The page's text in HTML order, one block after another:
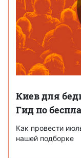
Киев для
Гид по
Как провести
нашей подборке